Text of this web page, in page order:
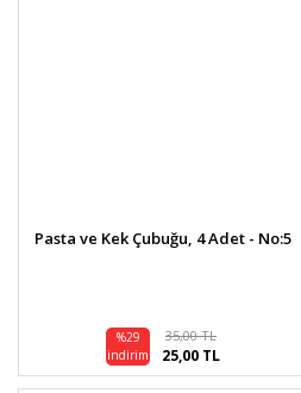
Pasta ve Kek Çubuğu, 4 Adet - No:5
%29
indirim
35,00 TL
25,00 TL